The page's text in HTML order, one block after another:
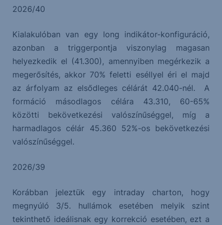
2026/40
Kialakulóban van egy long indikátor-konfiguráció,
azonban a triggerpontja viszonylag magasan
helyezkedik el (41.300), amennyiben megérkezik a
megerősítés, akkor 70% feletti eséllyel éri el majd
az árfolyam az elsődleges célárát 42.040-nél. A
formáció másodlagos célára 43.310, 60-65%
közötti bekövetkezési valószínűséggel, míg a
harmadlagos célár 45.360 52%-os bekövetkezési
valószínűséggel.
2026/39
Korábban jeleztük egy intraday charton, hogy
megnyúló 3/5. hullámok esetében melyik szint
tekinthető ideálisnak egy korrekció esetében, ezt a